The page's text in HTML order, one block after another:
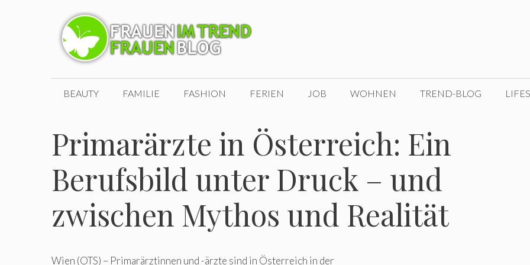
BEAUTY FAMILIE FASHION FERIEN JOB WOHNEN TREND-BLOG
Primarärzte in Österreich: Ein
Berufsbild unter Druck – und
zwischen Mythos und Realität
Wien (OTS) – Primarärztinnen und -ärzte sind in Österreich in der